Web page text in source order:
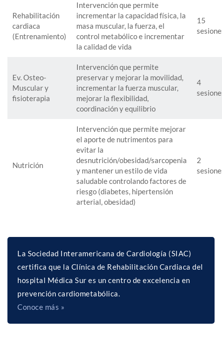
Rehabilitación
cardiaca
(Entrenamiento)
Intervención que permite
incrementar la capacidad física, la
masa muscular, la fuerza, el
control metabólico e incrementar
la calidad de vida
15
Ev. Osteo-
Muscular y
fisioterapia
Intervención que permite
preservar y mejorar la movilidad,
incrementar la fuerza muscular,
mejorar la flexibilidad,
coordinación y equilibrio
4
Nutrición
Intervención que permite mejorar
el aporte de nutrimentos para
evitar la
desnutrición/obesidad/sarcopenia
y mantener un estilo de vida
saludable controlando factores de
riesgo (diabetes, hipertensión
arterial, obesidad)
2
La Sociedad Interamericana de Cardiología (SIAC)
certifica que la Clínica de Rehabilitación Cardiaca del
hospital Médica Sur es un centro de excelencia en
prevención cardiometabólica.
Conoce más »